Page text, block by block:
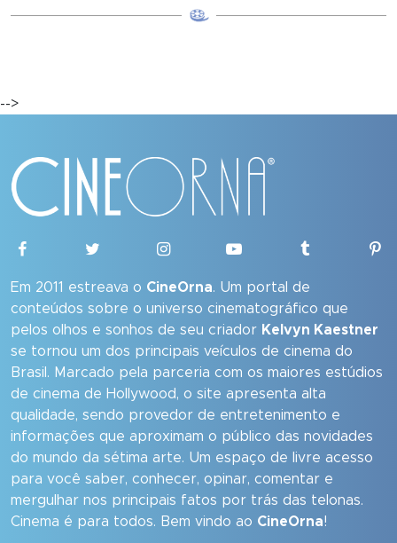
-->
Em 2011 estreava o CineOrna. Um portal de
conteúdos sobre o universo cinematográfico que
pelos olhos e sonhos de seu criador Kelvyn Kaestner
se tornou um dos principais veículos de cinema do
Brasil. Marcado pela parceria com os maiores estúdios
de cinema de Hollywood, o site apresenta alta
qualidade, sendo provedor de entretenimento e
informações que aproximam o público das novidades
do mundo da sétima arte. Um espaço de livre acesso
para você saber, conhecer, opinar, comentar e
mergulhar nos principais fatos por trás das telonas.
Cinema é para todos. Bem vindo ao CineOrna!